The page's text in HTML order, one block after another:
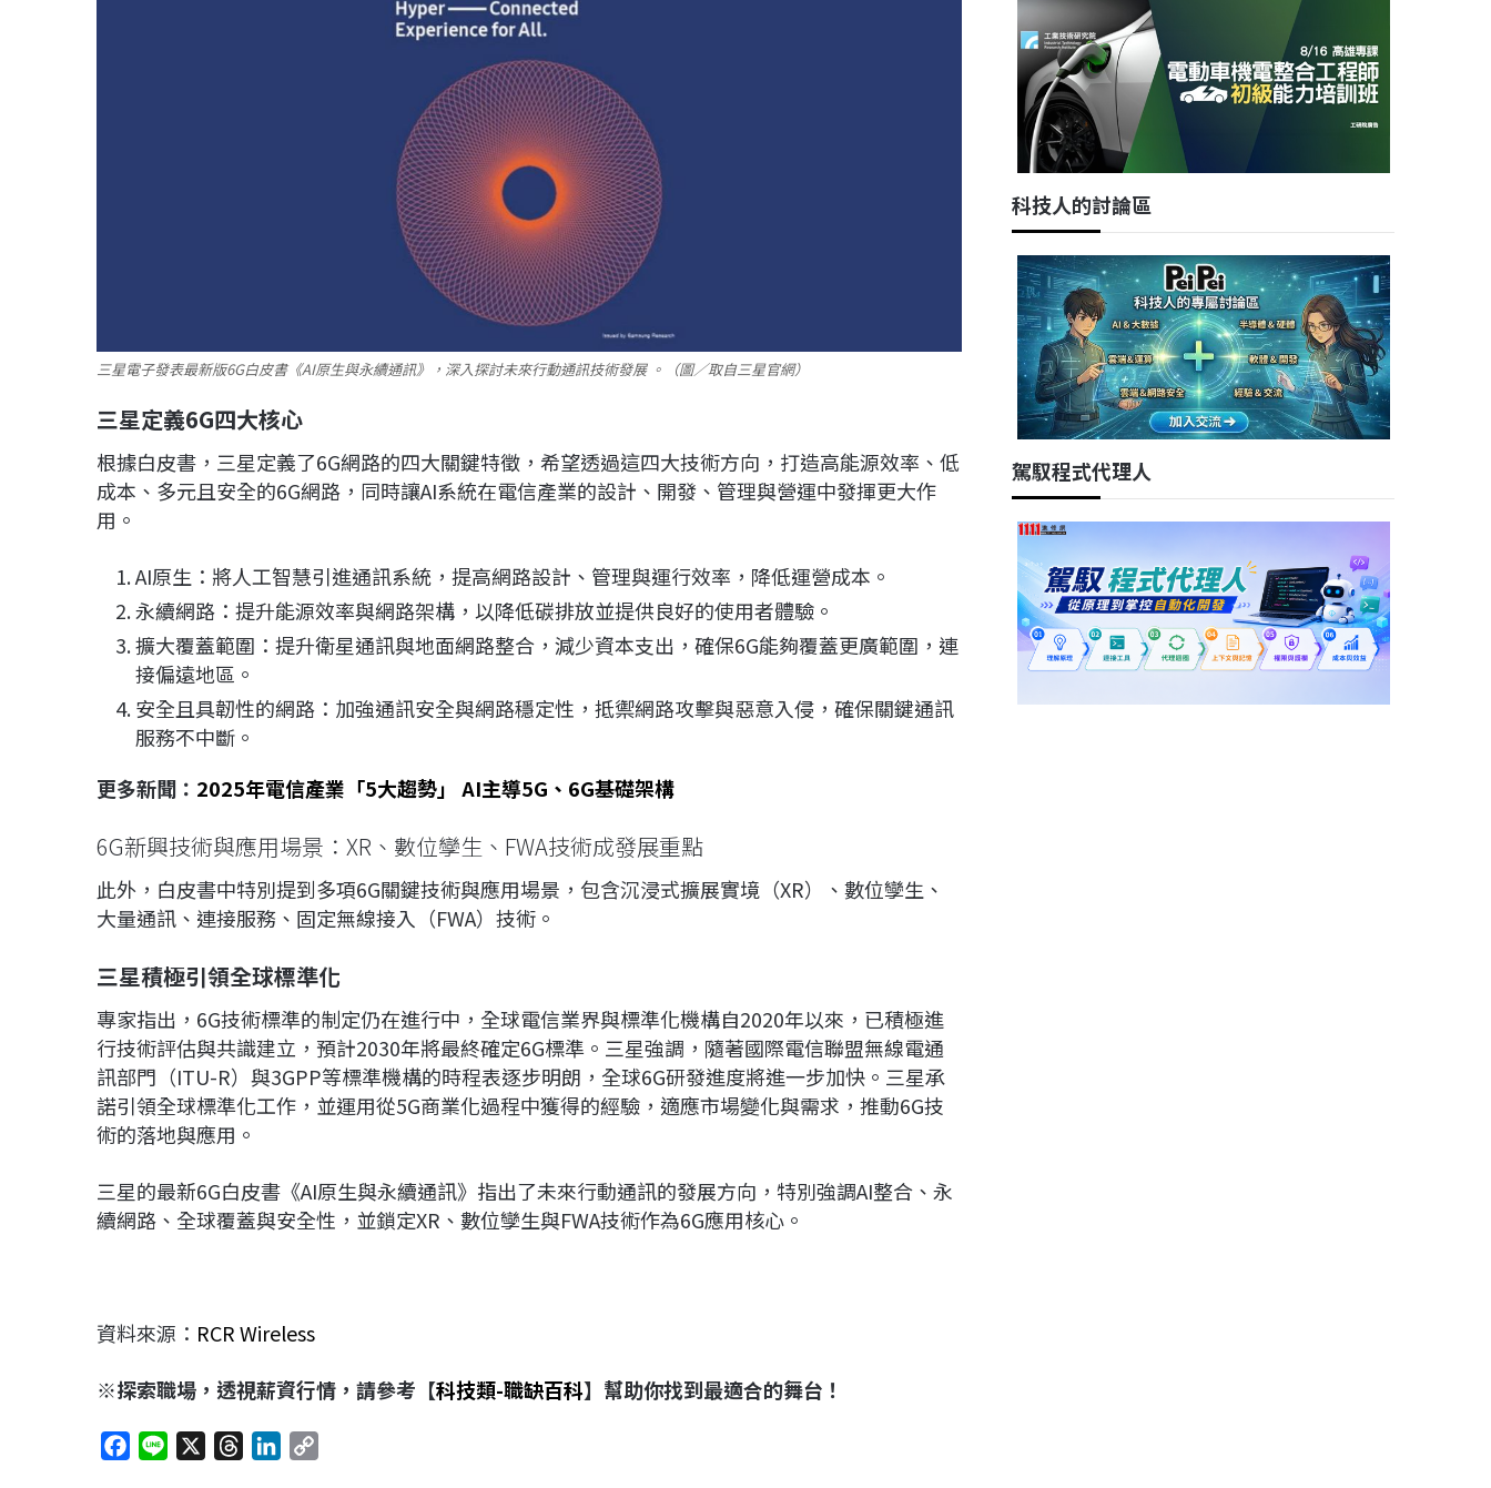
三星電子發表最新版6G白皮書《AI原生與永續通訊》，深入探討未來行動通訊技術發展 。（圖／取自三星官網）
三星定義6G四大核心
根據白皮書，三星定義了6G網路的四大關鍵特徵，希望透過這四大技術方向，打造高能源效率、低
成本、多元且安全的6G網路，同時讓AI系統在電信產業的設計、開發、管理與營運中發揮更大作
用。
AI原生：將人工智慧引進通訊系統，提高網路設計、管理與運行效率，降低運營成本。
永續網路：提升能源效率與網路架構，以降低碳排放並提供良好的使用者體驗。
擴大覆蓋範圍：提升衛星通訊與地面網路整合，減少資本支出，確保6G能夠覆蓋更廣範圍，連
接偏遠地區。
安全且具韌性的網路：加強通訊安全與網路穩定性，抵禦網路攻擊與惡意入侵，確保關鍵通訊
服務不中斷。
更多新聞： 2025年電信產業「5大趨勢」 AI主導5G、6G基礎架構
6G新興技術與應用場景：XR、數位孿生、FWA技術成發展重點
此外，白皮書中特別提到多項6G關鍵技術與應用場景，包含沉浸式擴展實境（XR）、數位孿生、
大量通訊、連接服務、固定無線接入（FWA）技術。
三星積極引領全球標準化
專家指出，6G技術標準的制定仍在進行中，全球電信業界與標準化機構自2020年以來，已積極進
行技術評估與共識建立，預計2030年將最終確定6G標準。三星強調，隨著國際電信聯盟無線電通
訊部門（ITU-R）與3GPP等標準機構的時程表逐步明朗，全球6G研發進度將進一步加快。三星承
諾引領全球標準化工作，並運用從5G商業化過程中獲得的經驗，適應市場變化與需求，推動6G技
術的落地與應用。
三星的最新6G白皮書《AI原生與永續通訊》指出了未來行動通訊的發展方向，特別強調AI整合、永
續網路、全球覆蓋與安全性，並鎖定XR、數位孿生與FWA技術作為6G應用核心。
資料來源： RCR Wireless
※探索職場，透視薪資行情，請參考【科技類-職缺百科】幫助你找到最適合的舞台！
科技人的討論區
駕馭程式代理人